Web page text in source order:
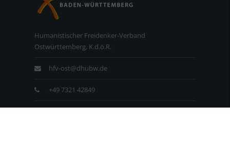
Humanistischer Freidenker-Verband
Ostwürttemberg, K.d.ö.R.
hfv-ost@dhubw.de
+49 7321 42849